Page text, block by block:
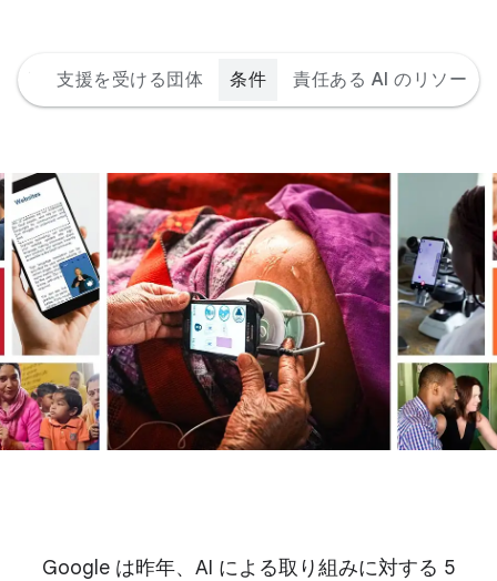
支援を受ける団体 条件 責任ある AI のリソース
Google は昨年、AI による取り組みに対する 5